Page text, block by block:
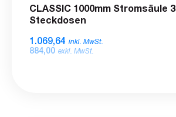
CLASSIC 1000mm Stromsäule 3
Steckdosen
1.069,64 inkl. MwSt.
884,00 exkl. MwSt.